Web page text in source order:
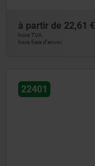
à partir de 22,61 €
hors TVA
hors frais d’envoi
22401